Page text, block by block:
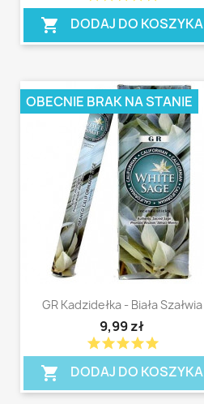
shopping_cart DODAJ DO KOSZYKA
GR Kadzidełka - Biała Szałwia
9,99 zł
starstarstarstarstar
shopping_cart DODAJ DO KOSZYKA
OBECNIE BRAK NA STANIE